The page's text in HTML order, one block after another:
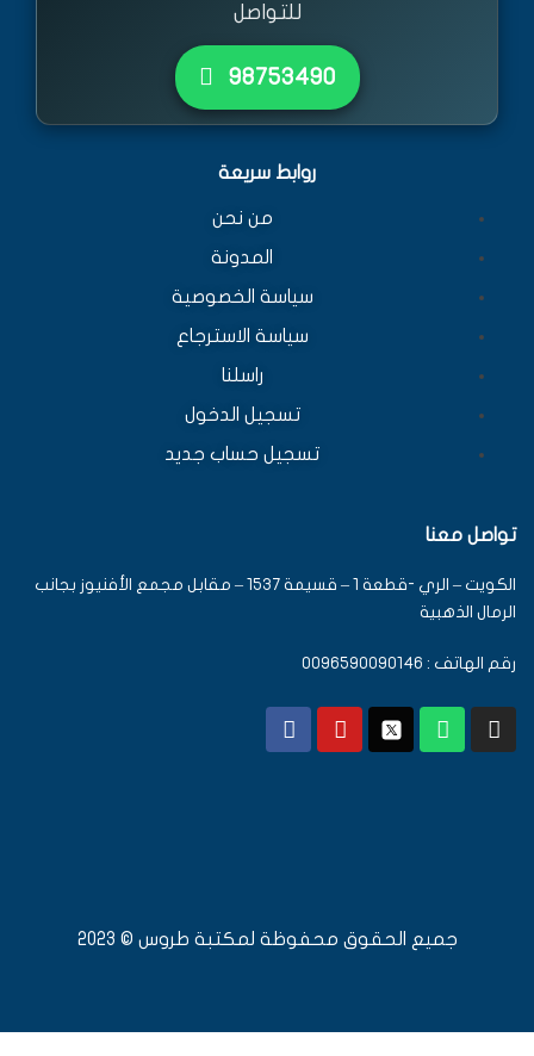
للتواصل
٩٨٧٥٣٤٩٠
روابط سريعة
من نحن
المدونة
سياسة الخصوصية
سياسة الاسترجاع
راسلنا
تسجيل الدخول
تسجيل حساب جديد
تواصل معنا
الكويت – الري -قطعة 1 – قسيمة 1537 – مقابل مجمع الأفنيوز بجانب
الرمال الذهبية
رقم الهاتف : 0096590090146
جميع الحقوق محفوظة لمكتبة طروس © 2023